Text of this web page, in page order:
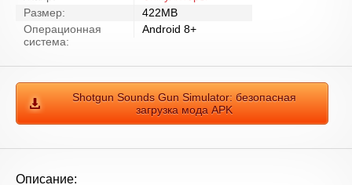
Размер:
422MB
Операционная
система:
Android 8+
Shotgun Sounds Gun Simulator: безопасная
загрузка мода APK
Описание: